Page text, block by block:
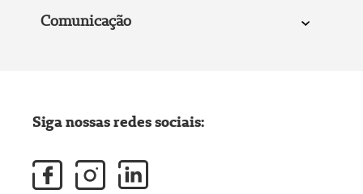
Comunicação
Siga nossas redes sociais: